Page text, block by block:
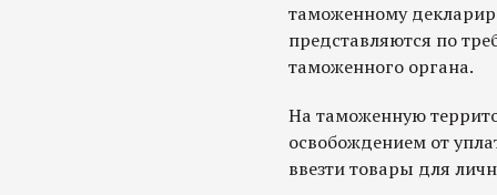
таможенному
представляются по
таможенного органа.
На таможенную
освобождением от
ввезти товары для